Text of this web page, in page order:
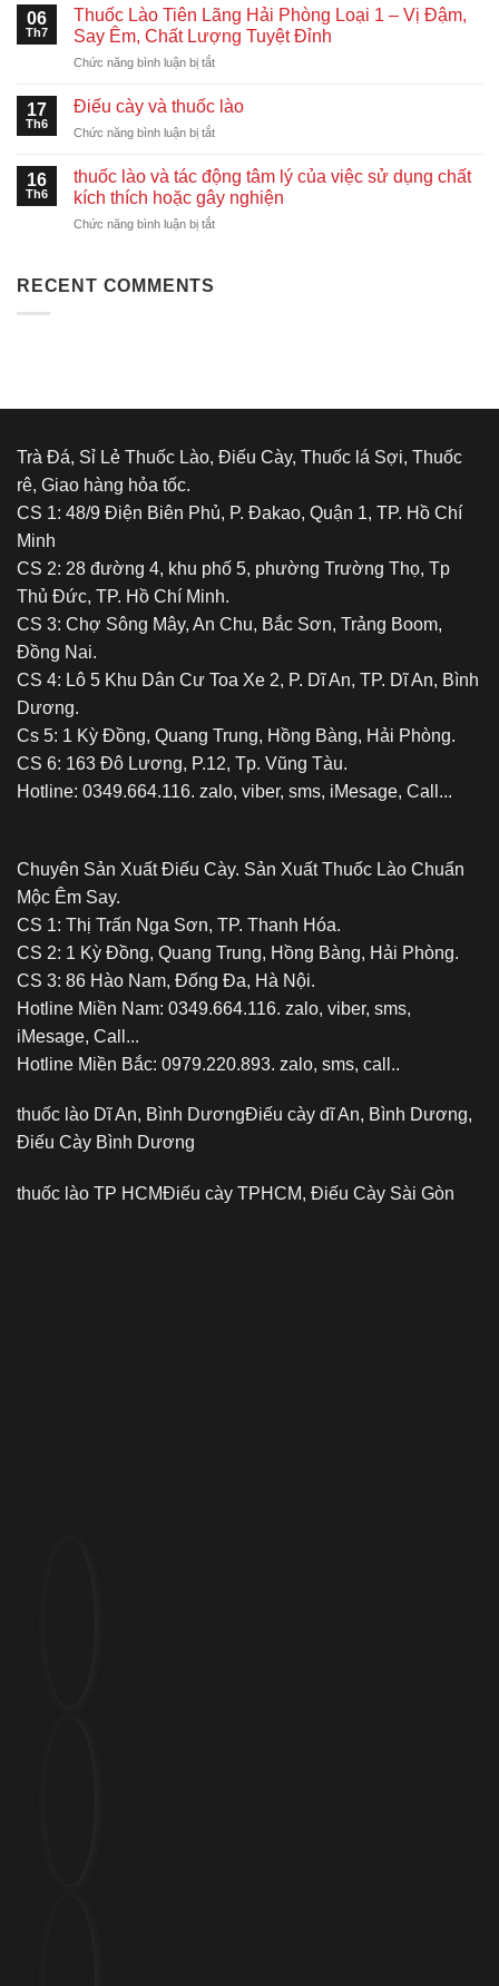
Singapore
Nhanh
Chóng
–
Toàn
lào,
Điếu
Cày
Hỏa
Khu
Hồ
Minh
06
Th7
Thuốc Lào Tiên Lãng Hải Phòng Loại 1 – Vị Đậm,
Say Êm, Chất Lượng Tuyệt Đỉnh
Chức năng bình luận bị tắtở
Lào
Lãng
Phòng
Loại
–
17
Th6
Điếu cày và thuốc lào
Chức năng bình luận bị tắtở
cày
và
thuốc
lào
16
Th6
thuốc lào và tác động tâm lý của việc sử dụng chất
kích thích hoặc gây nghiện
Chức năng bình luận bị tắtở
sử
chất
hoặc
RECENT COMMENTS
Trà Đá, Sỉ Lẻ Thuốc Lào, Điếu Cày, Thuốc lá Sợi, Thuốc
rê, Giao hàng hỏa tốc.
CS 1: 48/9 Điện Biên Phủ, P. Đakao, Quận 1, TP. Hồ Chí
Minh
CS 2: 28 đường 4, khu phố 5, phường Trường Thọ, Tp
Thủ Đức, TP. Hồ Chí Minh.
CS 3: Chợ Sông Mây, An Chu, Bắc Sơn, Trảng Boom,
Đồng Nai.
CS 4: Lô 5 Khu Dân Cư Toa Xe 2, P. Dĩ An, TP. Dĩ An, Bình
Dương.
Cs 5: 1 Kỳ Đồng, Quang Trung, Hồng Bàng, Hải Phòng.
CS 6: 163 Đô Lương, P.12, Tp. Vũng Tàu.
Hotline: 0349.664.116. zalo, viber, sms, iMesage, Call...
Chuyên Sản Xuất Điếu Cày. Sản Xuất Thuốc Lào Chuẩn
Mộc Êm Say.
CS 1: Thị Trấn Nga Sơn, TP. Thanh Hóa.
CS 2: 1 Kỳ Đồng, Quang Trung, Hồng Bàng, Hải Phòng.
CS 3: 86 Hào Nam, Đống Đa, Hà Nội.
Hotline Miền Nam: 0349.664.116. zalo, viber, sms,
iMesage, Call...
Hotline Miền Bắc: 0979.220.893. zalo, sms, call..
thuốc lào Dĩ An, Bình DươngĐiếu cày dĩ An, Bình Dương,
Điếu Cày Bình Dương
thuốc lào TP HCMĐiếu cày TPHCM, Điếu Cày Sài Gòn